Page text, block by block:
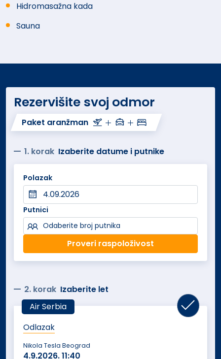
Hidromasažna kada
Sauna
Rezervišite svoj odmor
Paket aranžman
1. korak Izaberite datume i putnike
Polazak
Putnici
Odaberite broj putnika
Proveri raspoloživost
2. korak Izaberite let
Air Serbia
Nikola Tesla Beograd
4.9.2026.11:40
Odlazak